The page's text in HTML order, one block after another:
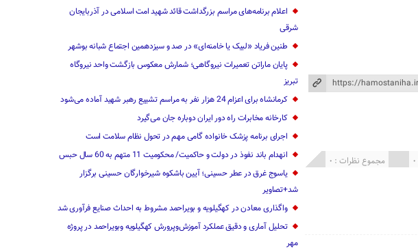
مجموع نظرات : 0
اعلام برنامه‌های مراسم بزرگداشت قائد شهید امت اسلامی در آذربایجان
شرقی
طنین فریاد «لبیک یا خامنه‌ای» در صد و سیزدهمین اجتماع شبانه بوشهر
پایان ماراتن تعمیرات نیروگاهی؛ شمارش معکوس بازگشت واحد نیروگاه
تبریز
کرمانشاه برای اعزام 24 هزار نفر به مراسم تشییع رهبر شهید آماده می‌شود
کارخانه مخابرات راه دور ایران دوباره جان می‌گیرد
اجرای برنامه پزشک خانواده گامی مهم در تحول نظام سلامت است
انهدام باند نفوذ در ‌دولت‌ و حاکمیت‌/ محکومیت 11 متهم به 60 سال حبس
یاسوج غرق در عطر حسینی؛ آیین باشکوه شیرخوارگان حسینی برگزار
شد+تصاویر
واگذاری معادن در کهگیلویه و بویراحمد مشروط به احداث صنایع فرآوری شد
تحلیل آماری و دقیق عملکرد آموزش‌وپرورش کهگیلویه وبویراحمد در پروژه
مهر